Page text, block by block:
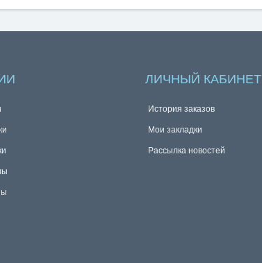
ЛИЧНЫЙ КАБИНЕТ
История заказов
Мои закладки
Рассылка новостей